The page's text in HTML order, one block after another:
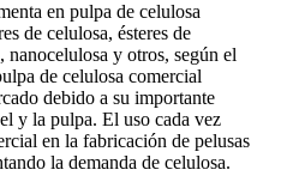
en pulpa de celulosa
de celulosa, ésteres de
y otros, según el
de celulosa comercial
debido a su importante
y la pulpa. El uso cada vez
en la fabricación de pelusas
la demanda de celulosa.